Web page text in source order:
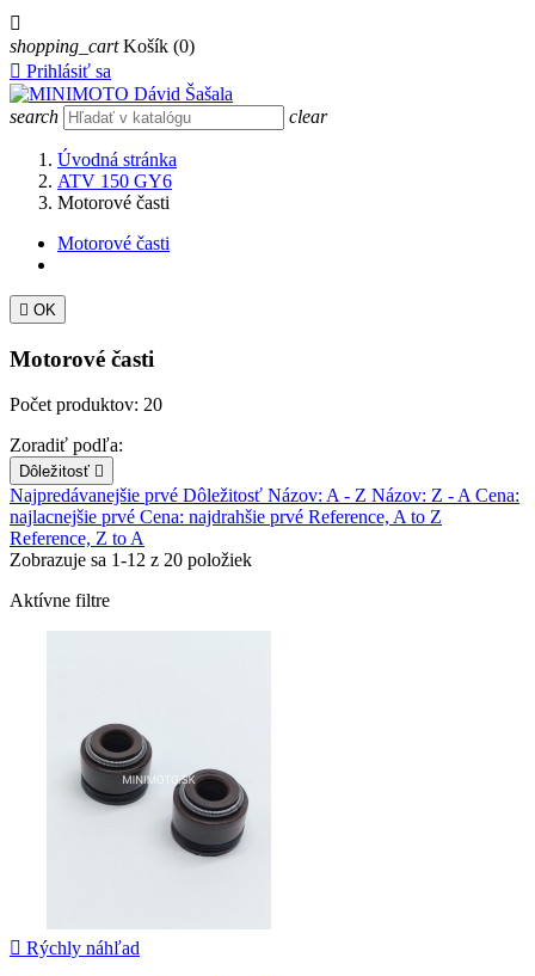

shopping_cart Košík (0)
 Prihlásiť sa
search clear
Úvodná stránka
ATV 150 GY6
Motorové časti
Motorové časti
 OK
Motorové časti
Počet produktov: 20
Zoradiť podľa:
Dôležitosť 
Najpredávanejšie prvé Dôležitosť Názov: A - Z Názov: Z - ACena:
najlacnejšie prvé Cena: najdrahšie prvé Reference, A to Z
Reference, Z to A
Zobrazuje sa 1-12 z 20 položiek
Aktívne filtre
 Rýchly náhľad